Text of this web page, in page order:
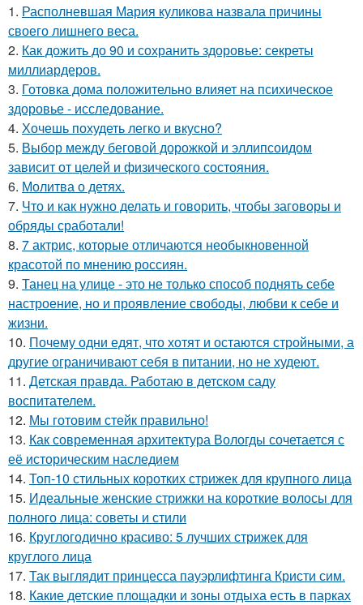
1. Располневшая Мария куликова назвала причины
своего лишнего веса.
2. Как дожить до 90 и сохранить здоровье: секреты
миллиардеров.
3. Готовка дома положительно влияет на психическое
здоровье - исследование.
4. Хочешь похудеть легко и вкусно?
5. Выбор между беговой дорожкой и эллипсоидом
зависит от целей и физического состояния.
6. Молитва о детях.
7. Что и как нужно делать и говорить, чтобы заговоры и
обряды сработали!
8. 7 актрис, которые отличаются необыкновенной
красотой по мнению россиян.
9. Танец на улице - это не только способ поднять себе
настроение, но и проявление свободы, любви к себе и
жизни.
10. Почему одни едят, что хотят и остаются стройными, а
другие ограничивают себя в питании, но не худеют.
11. Детская правда. Работаю в детском саду
воспитателем.
12. Мы готовим стейк правильно!
13. Как современная архитектура Вологды сочетается с
её историческим наследием
14. Топ-10 стильных коротких стрижек для крупного лица
15. Идеальные женские стрижки на короткие волосы для
полного лица: советы и стили
16. Круглогодично красиво: 5 лучших стрижек для
круглого лица
17. Так выглядит принцесса пауэрлифтинга Кристи сим.
18. Какие детские площадки и зоны отдыха есть в парках